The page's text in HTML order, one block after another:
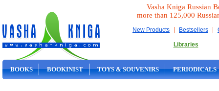
Vasha Kniga Russian
more than 125,000
New Products | Bestsellers |
Libraries
BOOKS BOOKINIST TOYS & SOUVENIRS PERIODICALS